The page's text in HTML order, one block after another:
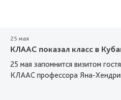
25 мая
КЛААС показал класс в
25 мая запомнится визитом
КЛААС профессора Яна-